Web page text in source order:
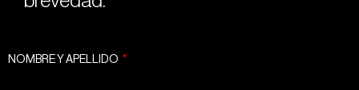
NOMBRE Y APELLIDO